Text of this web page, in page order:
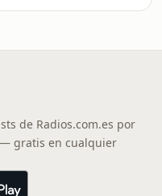
de Radios.com.es por
gratis en cualquier